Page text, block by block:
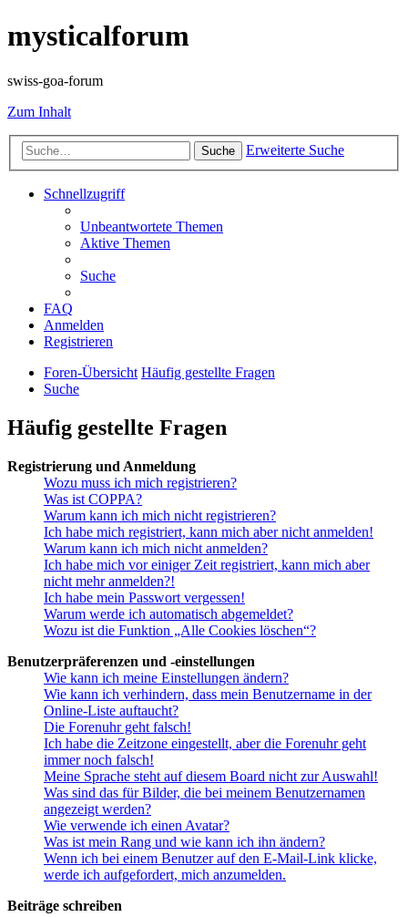
mysticalforum
swiss-goa-forum
Zum Inhalt
Suche Erweiterte Suche
Schnellzugriff
Unbeantwortete Themen
Aktive Themen
Suche
FAQ
Anmelden
Registrieren
Foren-Übersicht Häufig gestellte Fragen
Suche
Häufig gestellte Fragen
Registrierung und Anmeldung
Wozu muss ich mich registrieren?
Was ist COPPA?
Warum kann ich mich nicht registrieren?
Ich habe mich registriert, kann mich aber nicht anmelden!
Warum kann ich mich nicht anmelden?
Ich habe mich vor einiger Zeit registriert, kann mich aber
nicht mehr anmelden?!
Ich habe mein Passwort vergessen!
Warum werde ich automatisch abgemeldet?
Wozu ist die Funktion „Alle Cookies löschen“?
Benutzerpräferenzen und -einstellungen
Wie kann ich meine Einstellungen ändern?
Wie kann ich verhindern, dass mein Benutzername in der
Online-Liste auftaucht?
Die Forenuhr geht falsch!
Ich habe die Zeitzone eingestellt, aber die Forenuhr geht
immer noch falsch!
Meine Sprache steht auf diesem Board nicht zur Auswahl!
Was sind das für Bilder, die bei meinem Benutzernamen
angezeigt werden?
Wie verwende ich einen Avatar?
Was ist mein Rang und wie kann ich ihn ändern?
Wenn ich bei einem Benutzer auf den E-Mail-Link klicke,
werde ich aufgefordert, mich anzumelden.
Beiträge schreiben